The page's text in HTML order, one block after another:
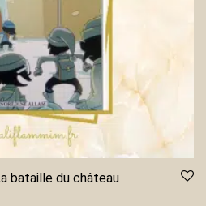
bataille du château